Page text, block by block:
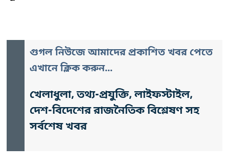
গুগল নিউজে আমাদের প্রকাশিত খবর পেতে
এখানে ক্লিক করুন...
খেলাধুলা, তথ্য-প্রযুক্তি, লাইফস্টাইল,
দেশ-বিদেশের রাজনৈতিক বিশ্লেষণ সহ
সর্বশেষ খবর